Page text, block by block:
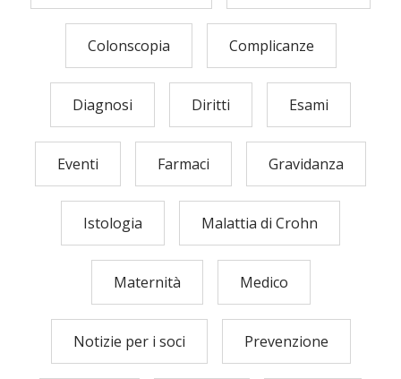
Colonscopia Complicanze
Diagnosi Diritti Esami
Eventi Farmaci Gravidanza
Istologia Malattia di Crohn
Maternità Medico
Notizie per i soci Prevenzione